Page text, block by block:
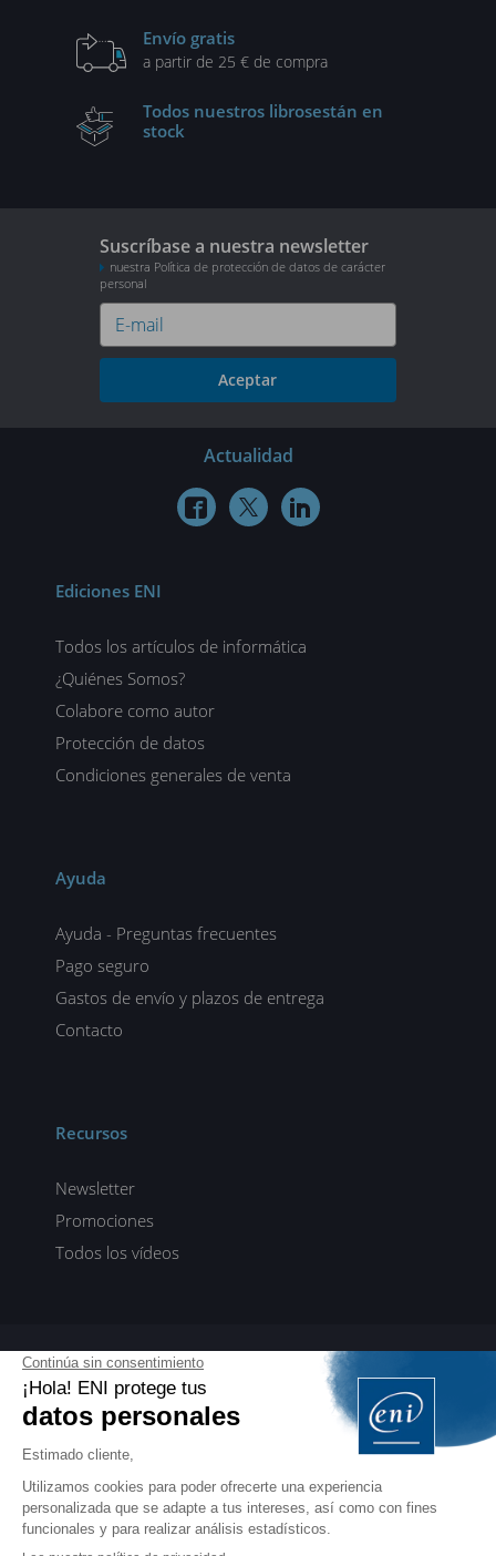
Envío gratis
a partir de 25 € de compra
Todos nuestros librosestán en
stock
Suscríbase a nuestra newsletter
nuestra Política de protección de datos de carácter
personal
Aceptar
Actualidad
  
Ediciones ENI
Todos los artículos de informática
¿Quiénes Somos?
Colabore como autor
Protección de datos
Condiciones generales de venta
Ayuda
Ayuda - Preguntas frecuentes
Pago seguro
Gastos de envío y plazos de entrega
Contacto
Recursos
Newsletter
Promociones
Todos los vídeos
ENI elearning
E-formaciones en 5 idiomas
Manuales para profesionales de la formación
EDITIONS ENI